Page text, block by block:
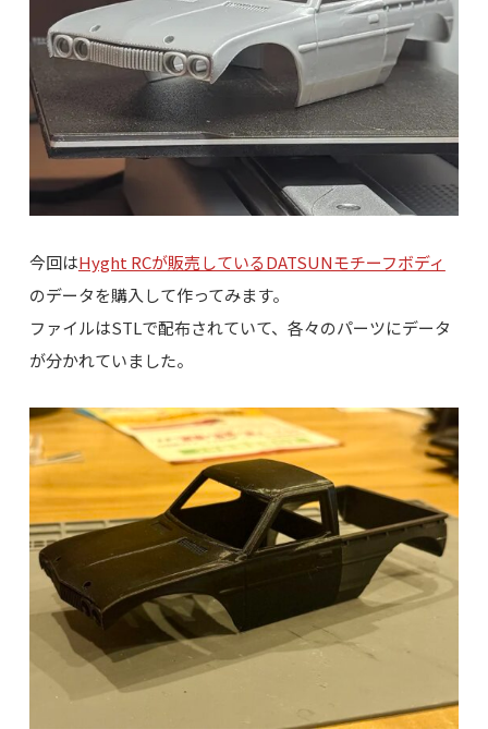
今回はHyght RCが販売しているDATSUNモチーフボディ
のデータを購入して作ってみます。
ファイルはSTLで配布されていて、各々のパーツにデータ
が分かれていました。